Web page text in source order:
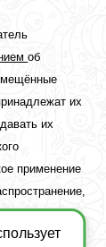
об
их
их
применение